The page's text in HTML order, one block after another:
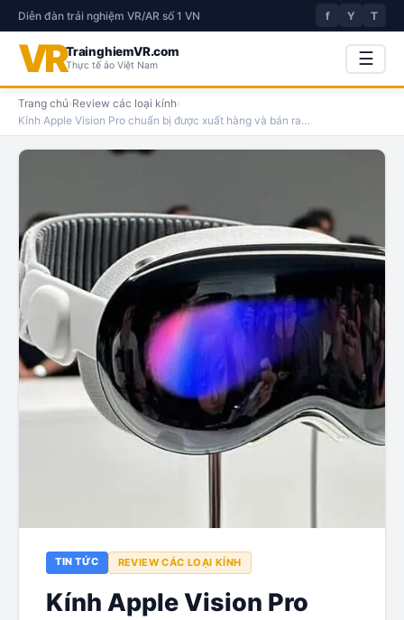
Diễn đàn trải nghiệm VR/AR số 1 VN f Y T
VRTrainghiemVR.com
Thực tế ảo Việt Nam ☰
Trang chủ›Review các loại kính›
Kính Apple Vision Pro chuẩn bị được xuất hàng và bán ra…
TIN TỨC REVIEW CÁC LOẠI KÍNH
Kính Apple Vision Pro